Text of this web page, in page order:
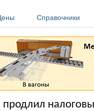
Справочники